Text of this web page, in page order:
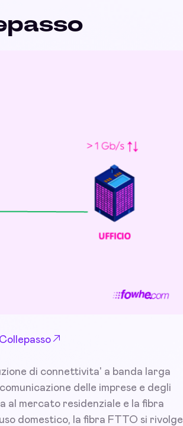
di connettivita' a banda larga
delle imprese e degli
al mercato residenziale e la fibra
domestico, la fibra FTTO si rivolge